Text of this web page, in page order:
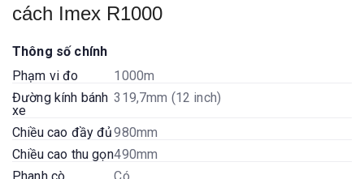
cách Imex R1000
Thông số chính
Phạm vi đo
1000m
Đường kính bánh
xe
319,7mm (12 inch)
Chiều cao đầy đủ980mm
Chiều cao thu gọn490mm
Phanh cò
Có